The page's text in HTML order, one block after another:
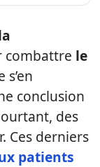
combattre le
conclusion
des
Ces derniers
patients